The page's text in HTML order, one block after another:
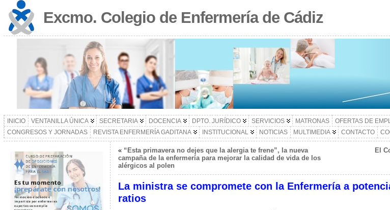
Excmo. Colegio de Enfermería de Cádiz
INICIO VENTANILLA ÚNICA SECRETARIA DOCENCIA DPTO. JURÍDICO SERVICIOS MATRONAS OFERTAS DE
CONGRESOS Y JORNADAS
REVISTA ENFERMERÍA GADITANA INSTITUCIONAL NOTICIAS MULTIMEDIA CONTACTO
« “Esta primavera no dejes que la alergia te frene”, la nueva
campaña de la enfermería para mejorar la calidad de vida de los
alérgicos al polen
El
La ministra se compromete con la Enfermería a
ratios